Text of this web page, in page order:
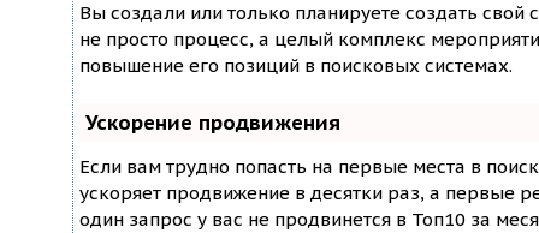
Вы создали или только планируете создать свой
не просто процесс, а целый комплекс
повышение его позиций в поисковых системах.
Ускорение продвижения
Если вам трудно попасть на первые места в
ускоряет продвижение в десятки раз, а первые
один запрос у вас не продвинется в Топ10 за